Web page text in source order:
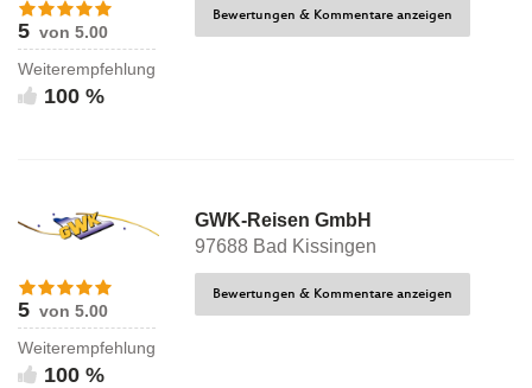
5 von 5.00
Weiterempfehlung
100 %
Bewertungen & Kommentare anzeigen
GWK-Reisen GmbH
97688 Bad Kissingen
5 von 5.00
Weiterempfehlung
100 %
Bewertungen & Kommentare anzeigen